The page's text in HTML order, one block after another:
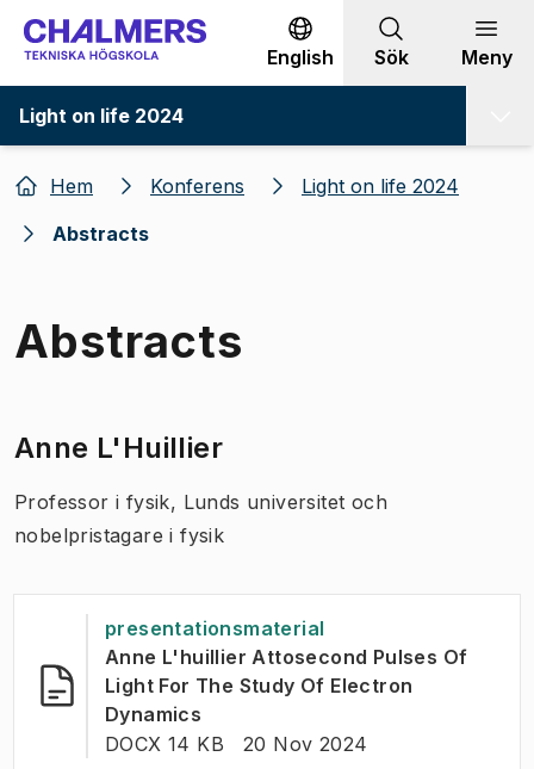
Gå till innehållet
English Sök Meny
Light on life 2024
Hem Konferens
Light on life 2024
Abstracts
Abstracts
Anne L'Huillier
Professor i fysik, Lunds universitet och
nobelpristagare i fysik
presentationsmaterial
Anne L'huillier Attosecond Pulses Of
Light For The Study Of Electron
Dynamics
FILTYP::
DOCX 14 KB Senast ändrad
20 Nov 2024